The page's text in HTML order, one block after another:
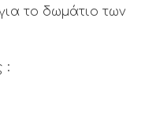
το δωμάτιο των
: